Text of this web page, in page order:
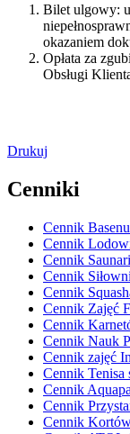
Bilet ulgowy:
okazaniem
Opłata za
Obsługi
Drukuj
Cenniki
Cennik
Cennik
Cennik
Cennik Siłowni
Cennik
Cennik Zajęć
Cennik
Cennik Nauk
Cennik zajęć
Cennik Tenisa
Cennik
Cennik
Cennik